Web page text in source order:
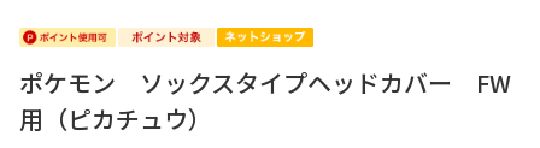
ポケモン ソックスタイプヘッドカバー FW
用（ピカチュウ）